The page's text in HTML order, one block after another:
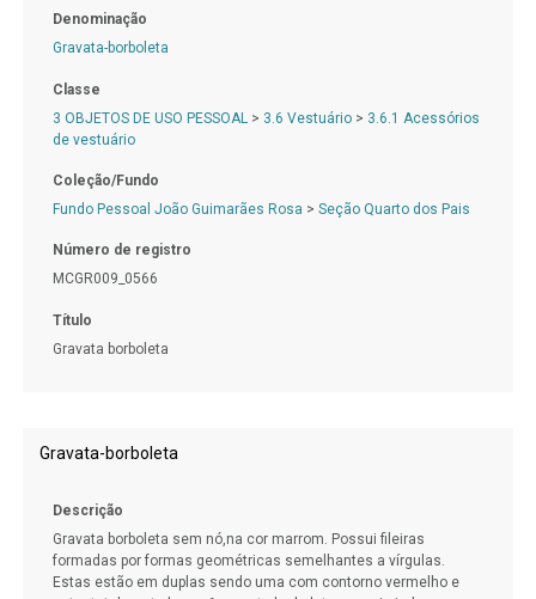
Denominação
Gravata-borboleta
Classe
3 OBJETOS DE USO PESSOAL > 3.6 Vestuário> 3.6.1 Acessórios
de vestuário
Coleção/Fundo
Fundo Pessoal João Guimarães Rosa > Seção Quarto dos Pais
Número de registro
MCGR009_0566
Título
Gravata borboleta
Gravata-borboleta
Descrição
Gravata borboleta sem nó,na cor marrom. Possui fileiras
formadas por formas geométricas semelhantes a vírgulas.
Estas estão em duplas sendo uma com contorno vermelho e